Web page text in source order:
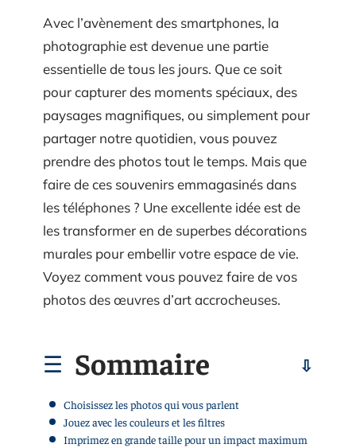
Avec l’avènement des smartphones, la
photographie est devenue une partie
essentielle de tous les jours. Que ce soit
pour capturer des moments spéciaux, des
paysages magnifiques, ou simplement pour
partager notre quotidien, vous pouvez
prendre des photos tout le temps. Mais que
faire de ces souvenirs emmagasinés dans
les téléphones ? Une excellente idée est de
les transformer en de superbes décorations
murales pour embellir votre espace de vie.
Voyez comment vous pouvez faire de vos
photos des œuvres d’art accrocheuses.
Sommaire
Choisissez les photos qui vous parlent
Jouez avec les couleurs et les filtres
Imprimez en grande taille pour un impact maximum